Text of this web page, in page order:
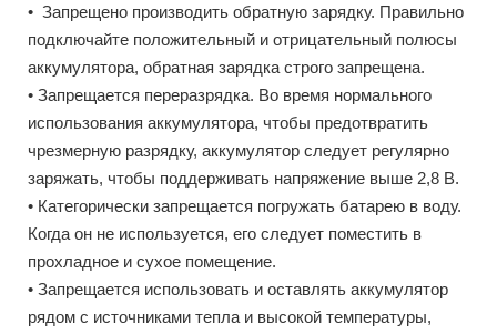
• Запрещено производить обратную зарядку. Правильно
подключайте положительный и отрицательный полюсы
аккумулятора, обратная зарядка строго запрещена.
• Запрещается переразрядка. Во время нормального
использования аккумулятора, чтобы предотвратить
чрезмерную разрядку, аккумулятор следует регулярно
заряжать, чтобы поддерживать напряжение выше 2,8 В.
• Категорически запрещается погружать батарею в воду.
Когда он не используется, его следует поместить в
прохладное и сухое помещение.
• Запрещается использовать и оставлять аккумулятор
рядом с источниками тепла и высокой температуры,